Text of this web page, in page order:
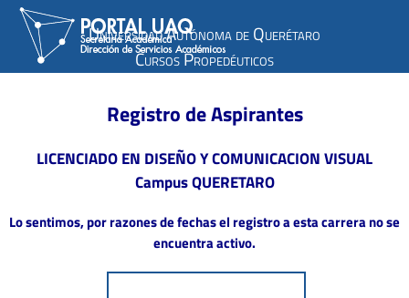
Universidad Autónoma de Querétaro
Cursos Propedéuticos
Registro de Aspirantes
LICENCIADO EN DISEÑO Y COMUNICACION VISUAL
Campus QUERETARO
Lo sentimos, por razones de fechas el registro a esta carrera no se
encuentra activo.